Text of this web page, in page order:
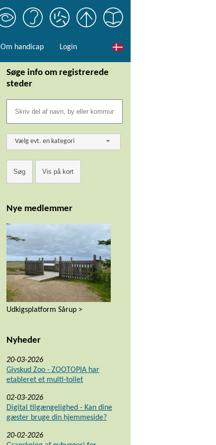
Om handicap Login
Søge info om registrerede
steder
Vælg evt. en kategori
Nye medlemmer
Udkigsplatform Sårup >
Nyheder
20-03-2026
Givskud Zoo - ZOOTOPIA har
etableret et multi-toilet
02-03-2026
Digital tilgængelighed - Kan dine
gæster bruge din hjemmeside?
20-02-2026